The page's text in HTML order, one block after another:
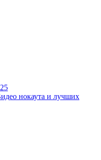
нокаута и лучших